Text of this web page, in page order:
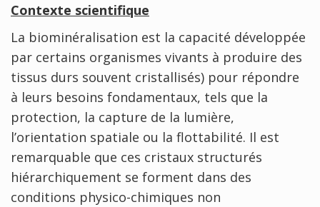
Contexte scientifique
La biominéralisation est la capacité développée
par certains organismes vivants à produire des
tissus durs souvent cristallisés) pour répondre
à leurs besoins fondamentaux, tels que la
protection, la capture de la lumière,
l’orientation spatiale ou la flottabilité. Il est
remarquable que ces cristaux structurés
hiérarchiquement se forment dans des
conditions physico-chimiques non